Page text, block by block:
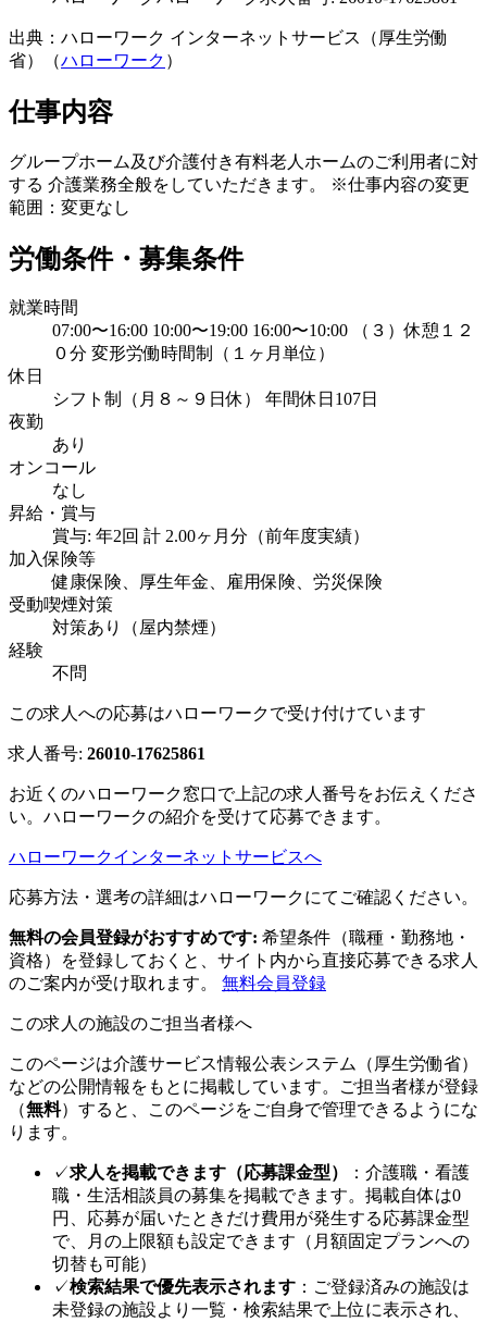
出典：ハローワーク インターネットサービス（厚生労働
省）（ハローワーク ）
仕事内容
グループホーム及び介護付き有料老人ホームのご利用者に対
する 介護業務全般をしていただきます。 ※仕事内容の変更
範囲：変更なし
労働条件・募集条件
就業時間
07:00〜16:00 10:00〜19:00 16:00〜10:00 （３）休憩１２
０分 変形労働時間制（１ヶ月単位）
休日
シフト制（月８～９日休） 年間休日107日
夜勤
あり
オンコール
なし
昇給・賞与
賞与: 年2回 計 2.00ヶ月分（前年度実績）
加入保険等
健康保険、厚生年金、雇用保険、労災保険
受動喫煙対策
対策あり（屋内禁煙）
経験
不問
この求人への応募はハローワークで受け付けています
求人番号: 26010-17625861
お近くのハローワーク窓口で上記の求人番号をお伝えくださ
い。ハローワークの紹介を受けて応募できます。
ハローワークインターネットサービスへ
応募方法・選考の詳細はハローワークにてご確認ください。
無料の会員登録がおすすめです: 希望条件（職種・勤務地・
資格）を登録しておくと、サイト内から直接応募できる求人
のご案内が受け取れます。 無料会員登録
この求人の施設のご担当者様へ
このページは介護サービス情報公表システム（厚生労働省）
などの公開情報をもとに掲載しています。ご担当者様が登録
（無料）すると、このページをご自身で管理できるようにな
ります。
✓求人を掲載できます（応募課金型）
：介護職・看護
職・生活相談員の募集を掲載できます。掲載自体は0
円、応募が届いたときだけ費用が発生する応募課金型
で、月の上限額も設定できます（月額固定プランへの
切替も可能）
✓検索結果で優先表示されます ：ご登録済みの施設は
未登録の施設より一覧・検索結果で上位に表示され、